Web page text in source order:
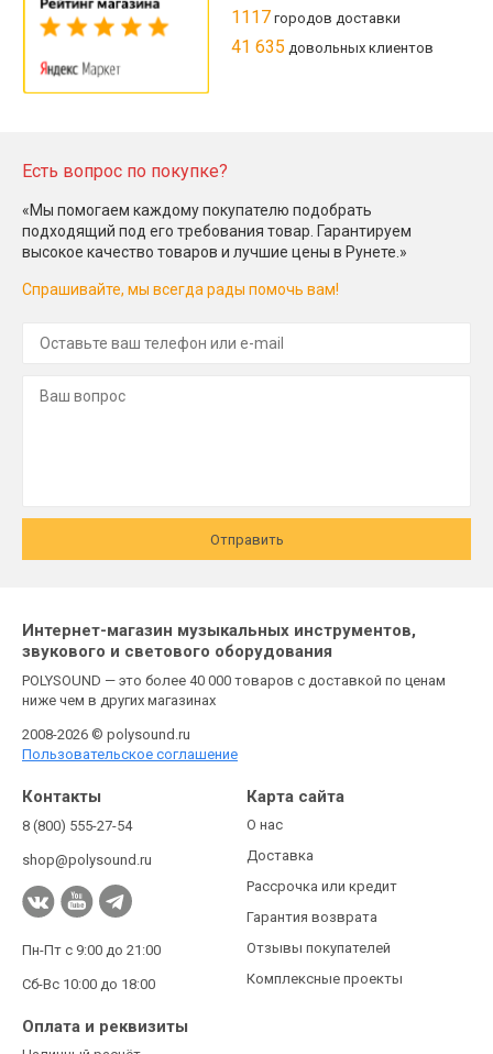
1117 городов доставки
41 635 довольных клиентов
Есть вопрос по покупке?
«Мы помогаем каждому покупателю подобрать
подходящий под его требования товар. Гарантируем
высокое качество товаров и лучшие цены в Рунете.»
Спрашивайте, мы всегда рады помочь вам!
Отправить
Интернет-магазин музыкальных инструментов,
звукового и светового оборудования
POLYSOUND — это более 40 000 товаров с доставкой по ценам
ниже чем в других магазинах
2008-2026 © polysound.ru
Пользовательское соглашение
Контакты
8 (800) 555-27-54
shop@polysound.ru
Пн-Пт с 9:00 до 21:00
Сб-Вс 10:00 до 18:00
Карта сайта
О нас
Доставка
Рассрочка или кредит
Гарантия возврата
Отзывы покупателей
Комплексные проекты
Оплата и реквизиты